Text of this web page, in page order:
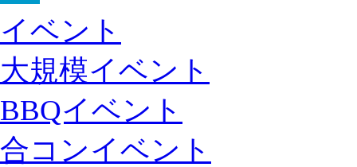
イベント
大規模イベント
BBQイベント
合コンイベント